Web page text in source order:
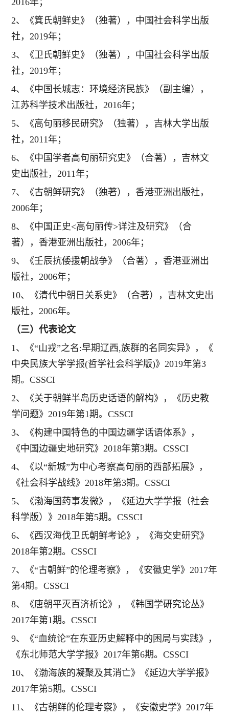
2、《箕氏朝鲜史》（独著），中国社会科学出版
社，2019年；
3、《卫氏朝鲜史》（独著），中国社会科学出版
社，2019年；
4、《中国长城志：环境经济民族》（副主编），
江苏科学技术出版社，2016年；
5、《高句丽移民研究》（独著），吉林大学出版
社，2011年；
6、《中国学者高句丽研究史》（合著），吉林文
史出版社，2011年；
7、《古朝鲜研究》（独著），香港亚洲出版社，
2006年；
8、《中国正史<高句丽传>详注及研究》（合
著），香港亚洲出版社，2006年；
9、《壬辰抗倭援朝战争》（合著），香港亚洲出
版社，2006年；
10、《清代中朝日关系史》（合著），吉林文史出
版社，2006年。
（三）代表论文
1、《“山戎”之名:早期辽西,族群的名同实异》，《
中央民族大学学报(哲学社会科学版)》2019年第3
期。CSSCI
2、《关于朝鲜半岛历史话语的解构》，《历史教
学问题》2019年第1期。CSSCI
3、《构建中国特色的中国边疆学话语体系》，
《中国边疆史地研究》2018年第3期。CSSCI
4、《以“新城”为中心考察高句丽的西部拓展》，
《社会科学战线》2018年第3期。CSSCI
5、《渤海国药事发微》，《延边大学学报（社会
科学版）》2018年第5期。CSSCI
6、《西汉海伐卫氏朝鲜考论》，《海交史研究》
2018年第2期。CSSCI
7、《“古朝鲜”的伦理考察》，《安徽史学》2017年
第4期。CSSCI
8、《唐朝平灭百济析论》，《韩国学研究论丛》
2017年第1期。CSSCI
9、《“血统论”在东亚历史解释中的困局与实践》，
《东北师范大学学报》2017年第6期。CSSCI
10、《渤海族的凝聚及其消亡》《延边大学学报》
2017年第5期。CSSCI
11、《古朝鲜的伦理考察》，《安徽史学》2017年